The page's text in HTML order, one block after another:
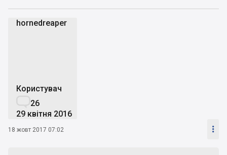
hornedreaper
Користувач
26
29 квітня 2016
18 жовт 2017 07:02 